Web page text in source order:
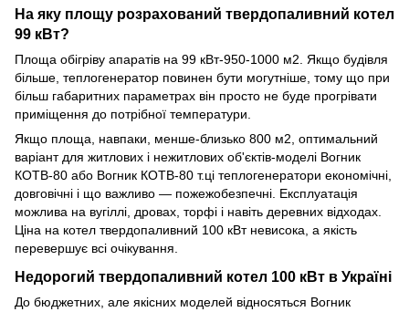
На яку площу розрахований твердопаливний котел
99 кВт?
Площа обігріву апаратів на 99 кВт-950-1000 м2. Якщо будівля
більше, теплогенератор повинен бути могутніше, тому що при
більш габаритних параметрах він просто не буде прогрівати
приміщення до потрібної температури.
Якщо площа, навпаки, менше-близько 800 м2, оптимальний
варіант для житлових і нежитлових об'єктів-моделі Вогник
КОТВ-80 або Вогник КОТВ-80 т.ці теплогенератори економічні,
довговічні і що важливо — пожежобезпечні. Експлуатація
можлива на вугіллі, дровах, торфі і навіть деревних відходах.
Ціна на котел твердопаливний 100 кВт невисока, а якість
перевершує всі очікування.
Недорогий твердопаливний котел 100 кВт в Україні
До бюджетних, але якісних моделей відносяться Вогник